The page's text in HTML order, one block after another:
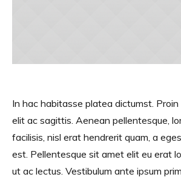
In hac habitasse platea dictumst.
elit ac sagittis. Aenean pellentesque,
facilisis, nisl erat hendrerit quam, a
est. Pellentesque sit amet elit eu erat
ut ac lectus. Vestibulum ante ipsum